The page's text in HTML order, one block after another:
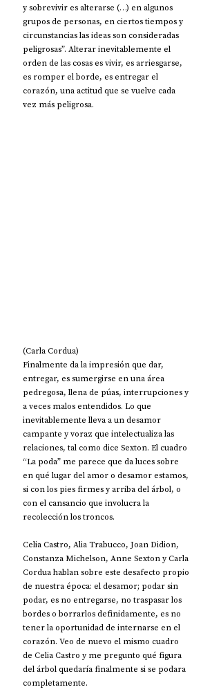
y sobrevivir es alterarse (…) en algunos
grupos de personas, en ciertos tiempos y
circunstancias las ideas son consideradas
peligrosas”. Alterar inevitablemente el
orden de las cosas es vivir, es arriesgarse,
es romper el borde, es entregar el
corazón, una actitud que se vuelve cada
vez más peligrosa.
(Carla Cordua)
Finalmente da la impresión que dar,
entregar, es sumergirse en una área
pedregosa, llena de púas, interrupciones y
a veces malos entendidos. Lo que
inevitablemente lleva a un desamor
campante y voraz que intelectualiza las
relaciones, tal como dice Sexton. El cuadro
“La poda” me parece que da luces sobre
en qué lugar del amor o desamor estamos,
si con los pies firmes y arriba del árbol, o
con el cansancio que involucra la
recolección los troncos.
Celia Castro, Alia Trabucco, Joan Didion,
Constanza Michelson, Anne Sexton y Carla
Cordua hablan sobre este desafecto propio
de nuestra época: el desamor; podar sin
podar, es no entregarse, no traspasar los
bordes o borrarlos definidamente, es no
tener la oportunidad de internarse en el
corazón. Veo de nuevo el mismo cuadro
de Celia Castro y me pregunto qué figura
del árbol quedaría finalmente si se podara
completamente.